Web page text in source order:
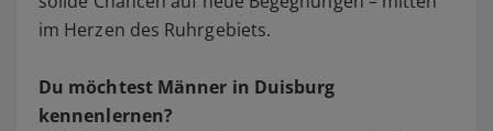
im Herzen des Ruhrgebiets.
Du möchtest Männer in Duisburg
kennenlernen?